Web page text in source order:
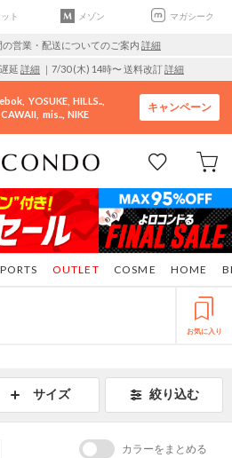
ト メゾン マガシーク
の営業・配送についてのご案内 詳細
延 詳細 ｜7/30 (木) 14時〜 送料改訂詳細
YOSUKE HILLS..
CAWAII mis.. NIKE
キャンペーン
COSME HOME
OUTLET
お気に入り
サイズ 絞り込む
カラーをまとめる